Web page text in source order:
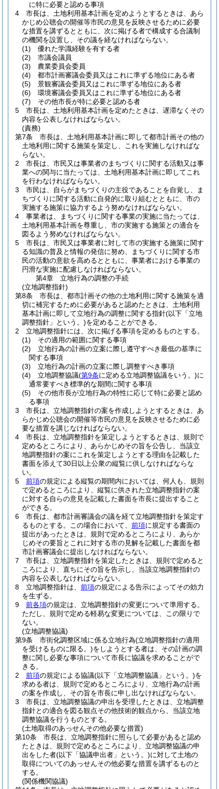
に特に必要と認める事項
4
市長は、土地利用基本計画を定めようとするときは、あら
かじめ公聴会の開催等市民の意見を反映させるために必要
な措置を講ずるとともに、次に掲げる者で構成する合議制
の機関を設置し、その議を経なければならない。
(1)
優れた学識経験を有する者
(2)
市議会議員
(3)
農業委員会委員
(4)
都市計画審議会委員又はこれに準ずる地位にある者
(5)
景観審議会委員又はこれに準ずる地位にある者
(6)
環境審議会委員又はこれに準ずる地位にある者
(7)
その他市長が特に必要と認める者
5
市長は、土地利用基本計画を定めたときは、遅滞なくその
内容を公表しなければならない。
(責務)
第7条
市長は、土地利用基本計画に即して都市計画その他の
土地利用に関する施策を策定し、これを実施しなければな
らない。
2
市長は、市民又は事業者のまちづくりに関する活動又は事
業への関与に当たっては、土地利用基本計画に即してこれ
を行わなければならない。
3
市民は、自らがまちづくりの主役であることを自覚し、ま
ちづくりに関する活動に自発的に取り組むとともに、市の
実施する施策に協力するよう努めなければならない。
4
事業者は、まちづくりに関する事業の実施に当たっては、
土地利用基本計画を尊重し、市の実施する施策との適合を
図るよう努めなければならない。
5
市長は、市民又は事業者に対して市の実施する施策に関す
る知識の普及と情報の発信に努め、まちづくりに関する市
民の活動の意欲を高めるとともに、事業者における事業の
円滑な実施に配慮しなければならない。
第4章
立地行為の調整の手続
(立地調整指針)
第8条
市長は、都市計画その他の土地利用に関する施策を適
切に補完するために必要があると認めたときは、土地利用
基本計画に即して立地行為の調整に関する指針(以下「立地
調整指針」という。)を定めることができる。
2
立地調整指針には、次に掲げる事項を定めるものとする。
(1)
その適用の範囲に関する事項
(2)
立地行為の計画の立案に際し遵守すべき最低の基準に
関する事項
(3)
立地行為の計画の立案に際し調整すべき事項
(4)
立地調整協議(第9条に定める立地調整協議をいう。)に
通常要すべき標準的な期間に関する事項
(5)
その他市長が立地行為の特性に応じて特に必要と認め
る事項
3
市長は、立地調整指針の案を作成しようとするときは、あ
らかじめ公聴会の開催等市民の意見を反映させるために必
要な措置を講じなければならない。
4
市長は、立地調整指針を策定しようとするときは、規則で
定めるところにより、あらかじめその旨を公告し、当該立
地調整指針の案にこれを策定しようとする理由を記載した
書面を添えて30日以上公衆の縦覧に供しなければならな
い。
5
前項の規定による縦覧の期間内においては、何人も、規則
で定めるところにより、縦覧に供された立地調整指針の案
に対する自らの意見を記載した書面を市長に提出すること
ができる。
6
市長は、都市計画審議会の議を経て立地調整指針を策定す
るものとする。
この場合において、 前項に規定する書面の
提出があったときは、規則で定めるところにより、あらか
じめその要旨とこれに対する市の見解を記載した書面を都
市計画審議会に提出しなければならない。
7
市長は、立地調整指針を策定したときは、規則で定めると
ころにより、直ちにその旨を告示し、当該立地調整指針の
内容を公表しなければならない。
8
立地調整指針は、 前項の規定による告示によってその効力
を生ずる。
9
前各項の規定は、立地調整指針の変更について準用する。
ただし、規則で定める軽易な変更については、この限りで
ない。
(立地調整協議)
第9条
市街化調整区域に係る立地行為(立地調整指針の適用
を受けるものに限る。)をしようとする者は、その計画の調
整に関し必要な事項について市長に協議を求めることがで
きる。
2
前項の規定による協議(以下「立地調整協議」という。)を
求める者は、規則で定めるところにより、立地行為の計画
の案を作成し、その旨を市長に申し出なければならない。
3
市長は、立地調整協議の申出を受理したときは、立地調整
指針との適合を図る観点その他技術的観点から、当該立地
調整協議を行うものとする。
(土地取得のあっせんその他必要な措置)
第10条
市長は、立地調整指針に照らして必要があると認め
たときは、規則で定めるところにより、立地調整協議の申
出をした者(以下「協議申出者」という。)に対して土地の
取得についてのあっせんその他必要な措置を講ずるものと
する。
(関係機関協議)